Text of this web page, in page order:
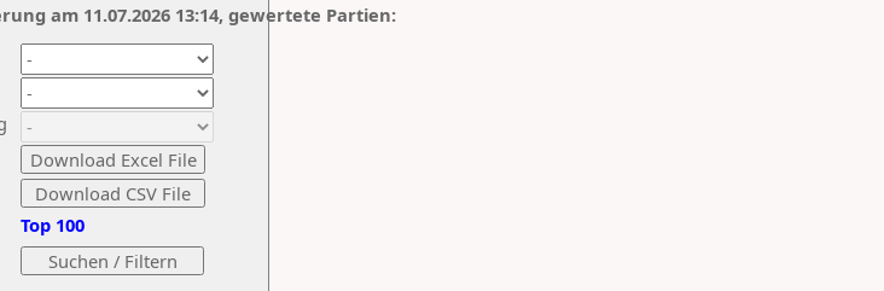
Top 100
am 11.07.2026 13:14, gewertete Partien: